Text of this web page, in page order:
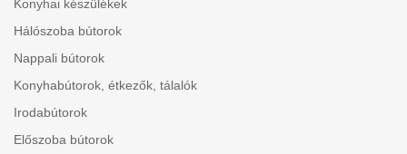
Konyhai készülékek
Hálószoba bútorok
Nappali bútorok
Konyhabútorok, étkezők, tálalók
Irodabútorok
Előszoba bútorok